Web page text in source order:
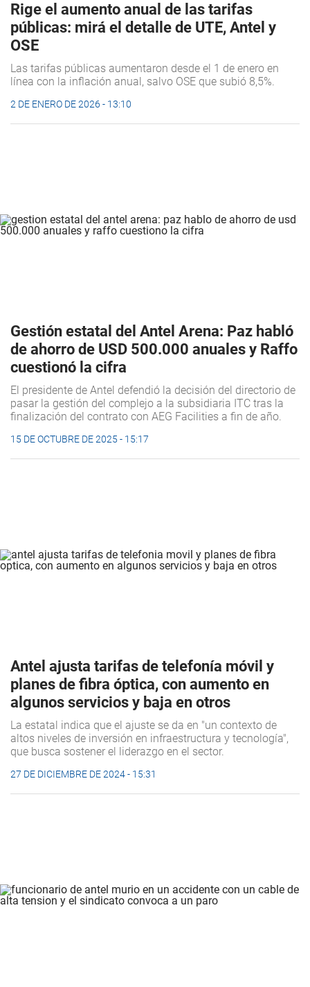
Rige el aumento anual de las tarifas
públicas: mirá el detalle de UTE, Antel y
OSE
Las tarifas públicas aumentaron desde el 1 de enero en
línea con la inflación anual, salvo OSE que subió 8,5%.
2 DE ENERO DE 2026 - 13:10
Gestión estatal del Antel Arena: Paz habló
de ahorro de USD 500.000 anuales y Raffo
cuestionó la cifra
El presidente de Antel defendió la decisión del directorio de
pasar la gestión del complejo a la subsidiaria ITC tras la
finalización del contrato con AEG Facilities a fin de año.
15 DE OCTUBRE DE 2025 - 15:17
Antel ajusta tarifas de telefonía móvil y
planes de fibra óptica, con aumento en
algunos servicios y baja en otros
La estatal indica que el ajuste se da en "un contexto de
altos niveles de inversión en infraestructura y tecnología",
que busca sostener el liderazgo en el sector.
27 DE DICIEMBRE DE 2024 - 15:31